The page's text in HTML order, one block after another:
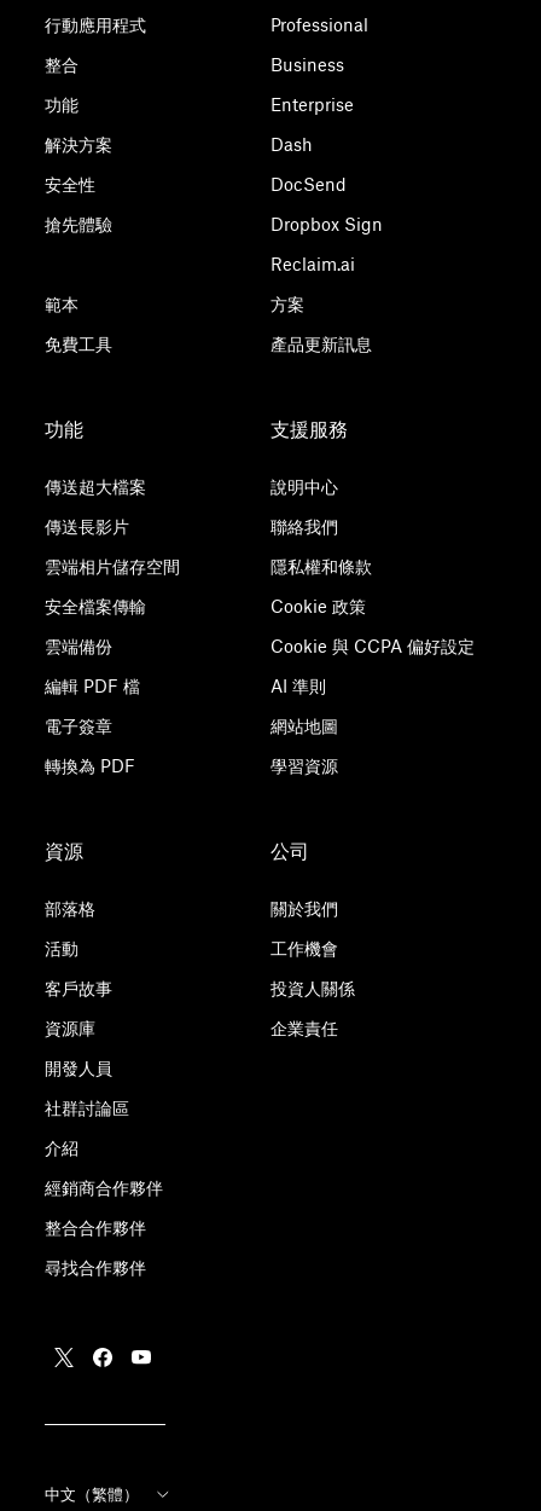
行動應用程式
整合
功能
解決方案
安全性
搶先體驗
範本
免費工具
Professional
Business
Enterprise
Dash
DocSend
Dropbox Sign
Reclaim.ai
方案
產品更新訊息
功能
傳送超大檔案
傳送長影片
雲端相片儲存空間
安全檔案傳輸
雲端備份
編輯 PDF 檔
電子簽章
轉換為 PDF
支援服務
說明中心
聯絡我們
隱私權和條款
Cookie 政策
Cookie 與 CCPA 偏好設定
AI 準則
網站地圖
學習資源
資源
部落格
活動
客戶故事
資源庫
開發人員
社群討論區
介紹
經銷商合作夥伴
整合合作夥伴
尋找合作夥伴
公司
關於我們
工作機會
投資人關係
企業責任
中文（繁體）